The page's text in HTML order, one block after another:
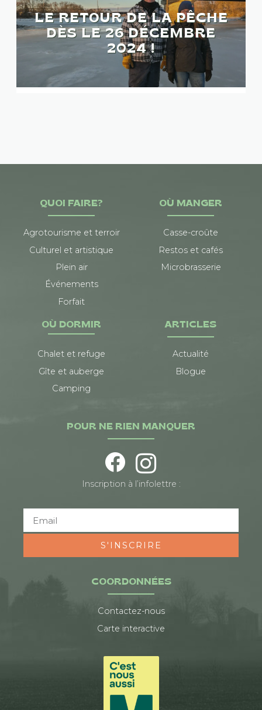
LE RETOUR DE LA PÊCHE
DÈS LE 26 DÉCEMBRE
2024 !
QUOI FAIRE?
Agrotourisme et terroir
Culturel et artistique
Plein air
Événements
Forfait
OÙ MANGER
Casse-croûte
Restos et cafés
Microbrasserie
OÙ DORMIR
Chalet et refuge
Gîte et auberge
Camping
ARTICLES
Actualité
Blogue
COORDONNÉES
Contactez-nous
Carte interactive
POUR NE RIEN MANQUER
Inscription à l’infolettre :
S'INSCRIRE